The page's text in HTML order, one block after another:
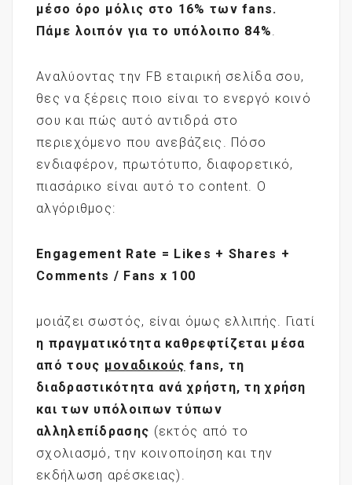
μέσο όρο μόλις στο 16% των fans.
Πάμε λοιπόν για το υπόλοιπο 84%
Αναλύοντας την FB εταιρική σελίδα σου,
θες να ξέρεις ποιο είναι το ενεργό κοινό
σου και πώς αυτό αντιδρά στο
περιεχόμενο που ανεβάζεις. Πόσο
ενδιαφέρον, πρωτότυπο, διαφορετικό,
πιασάρικο είναι αυτό το content. Ο
αλγόριθμος:
Engagement Rate = Likes + Shares +
Comments / Fans x 100
μοιάζει σωστός, είναι όμως ελλιπής. Γιατί
η πραγματικότητα καθρεφτίζεται μέσα
από τους μοναδικούς fans, τη
διαδραστικότητα ανά χρήστη, τη χρήση
και των υπόλοιπων τύπων
αλληλεπίδρασης (εκτός από το
σχολιασμό, την κοινοποίηση και την
εκδήλωση αρέσκειας).